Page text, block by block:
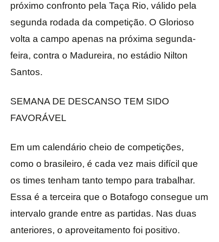
próximo confronto pela Taça Rio, válido pela
segunda rodada da competição. O Glorioso
volta a campo apenas na próxima segunda-
feira, contra o Madureira, no estádio Nilton
Santos.
SEMANA DE DESCANSO TEM SIDO
FAVORÁVEL
Em um calendário cheio de competições,
como o brasileiro, é cada vez mais difícil que
os times tenham tanto tempo para trabalhar.
Essa é a terceira que o Botafogo consegue um
intervalo grande entre as partidas. Nas duas
anteriores, o aproveitamento foi positivo.